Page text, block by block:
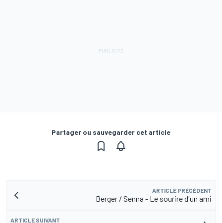
Partager ou sauvegarder cet article
ARTICLE PRÉCÉDENT
Berger / Senna - Le sourire d'un ami
ARTICLE SUIVANT